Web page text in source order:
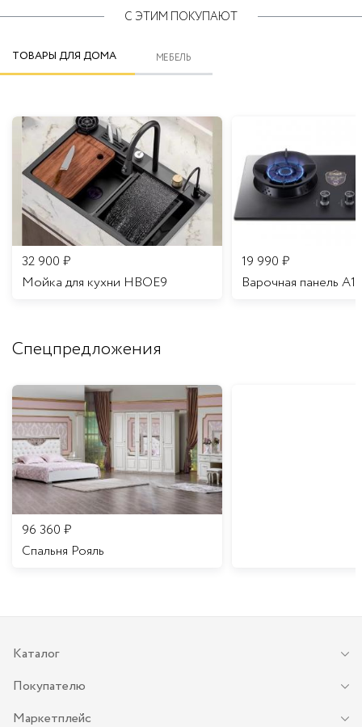
С ЭТИМ ПОКУПАЮТ
ТОВАРЫ ДЛЯ ДОМА МЕБЕЛЬ
32 900 ₽
Мойка для кухни HBOE9
19 990 ₽
Варочная панель A16
Спецпредложения
96 360 ₽
Спальня Рояль
Каталог
Покупателю
Маркетплейс